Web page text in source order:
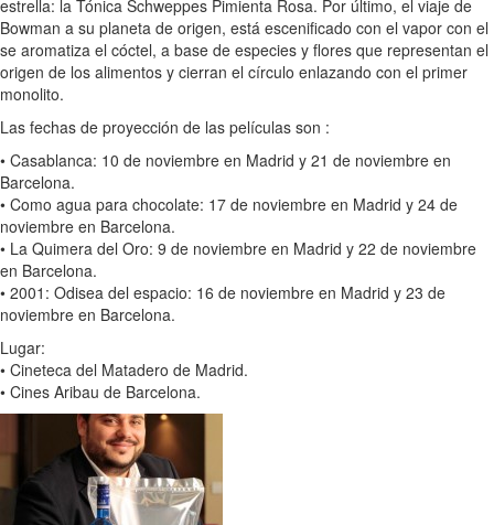
estrella: la Tónica Schweppes Pimienta Rosa. Por último, el viaje de
Bowman a su planeta de origen, está escenificado con el vapor con el
se aromatiza el cóctel, a base de especies y flores que representan el
origen de los alimentos y cierran el círculo enlazando con el primer
monolito.
Las fechas de proyección de las películas son :
• Casablanca: 10 de noviembre en Madrid y 21 de noviembre en
Barcelona.
• Como agua para chocolate: 17 de noviembre en Madrid y 24 de
noviembre en Barcelona.
• La Quimera del Oro: 9 de noviembre en Madrid y 22 de noviembre
en Barcelona.
• 2001: Odisea del espacio: 16 de noviembre en Madrid y 23 de
noviembre en Barcelona.
Lugar:
• Cineteca del Matadero de Madrid.
• Cines Aribau de Barcelona.